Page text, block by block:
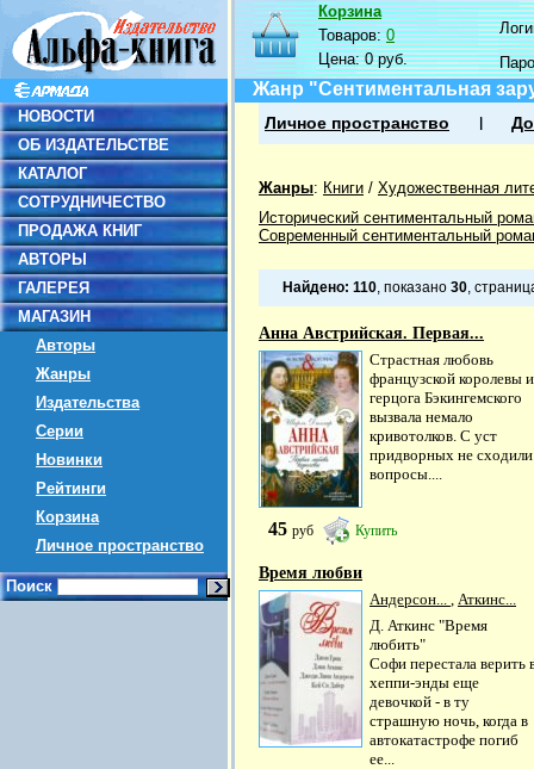
НОВОСТИ
ОБ ИЗДАТЕЛЬСТВЕ
КАТАЛОГ
СОТРУДНИЧЕСТВО
ПРОДАЖА КНИГ
АВТОРЫ
ГАЛЕРЕЯ
МАГАЗИН
Авторы
Жанры
Издательства
Серии
Новинки
Рейтинги
Корзина
Личное пространство
Поиск
Корзина
Товаров:0
Цена:0 руб.
Жанр "Сентиментальная
Личное пространство
Жанры: Книги / Художественная
Исторический сентиментальный
Современный сентиментальный
Найдено: 110, показано 30,
Анна Австрийская. Первая...
Страстная любовь
французской королевы и
герцога Бэкингемского
вызвала немало
кривотолков. С уст
придворных не сходили
вопросы....
45 руб Купить
Время любви
Андерсон... , Аткинс...
Д. Аткинс "Время
любить"
Софи перестала верить
хеппи-энды еще
девочкой - в ту
страшную ночь, когда в
автокатастрофе погиб
ее...